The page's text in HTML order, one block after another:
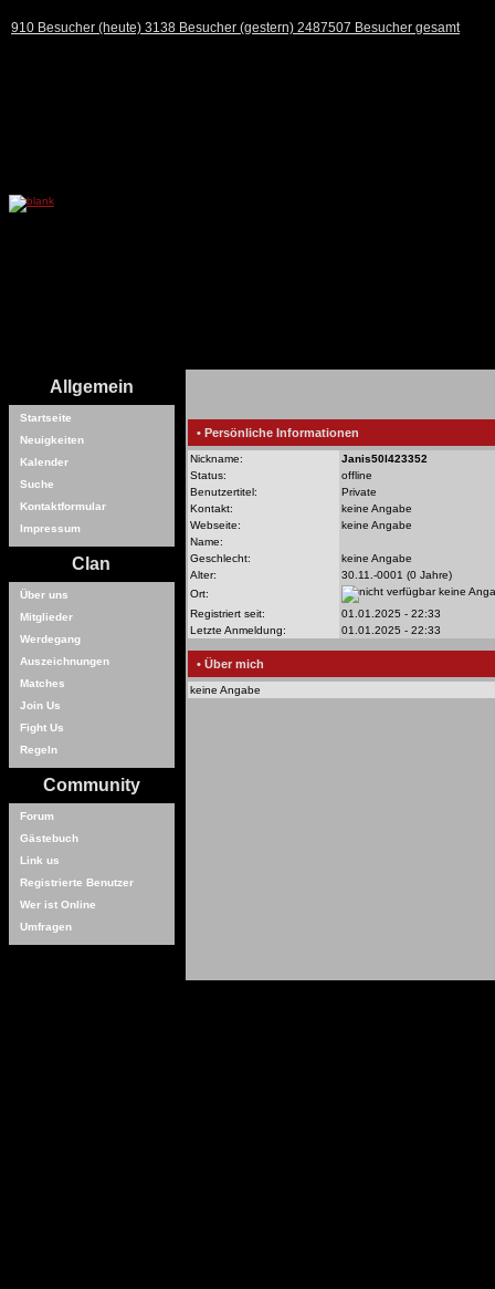
910 Besucher (heute) 3138 Besucher (gestern) 2487507 Besucher gesamt
Allgemein
Startseite
Neuigkeiten
Kalender
Suche
Kontaktformular
Impressum
Clan
Über uns
Mitglieder
Werdegang
Auszeichnungen
Matches
Join Us
Fight Us
Regeln
Community
Forum
Gästebuch
Link us
Registrierte Benutzer
Wer ist Online
Umfragen
• Persönliche Informationen
Nickname:
Janis50I423352
Status:
offline
Benutzertitel:
Private
Kontakt:
keine Angabe
Webseite:
keine Angabe
Name:
Geschlecht:
keine Angabe
Alter:
30.11.-0001 (0 Jahre)
Ort:
keine
Registriert seit:
01.01.2025 - 22:33
Letzte Anmeldung:
01.01.2025 - 22:33
• Über mich
keine Angabe